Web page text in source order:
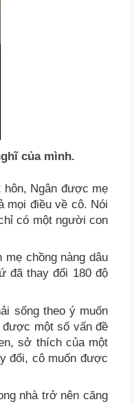
của mình.
Ngân được mẹ
mọi điều về cô. Nói
có một người con
chồng nàng dâu
đã thay đổi 180 độ
sống theo ý muốn
được một số vấn đề
sở thích của một
đổi, cô muốn được
nhà trở nên căng